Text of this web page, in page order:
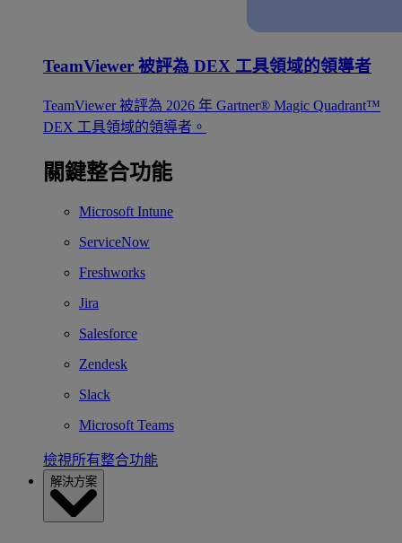
TeamViewer 被評為 DEX 工具領域的領導者
TeamViewer 被評為 2026 年 Gartner® Magic Quadrant™
DEX 工具領域的領導者。
關鍵整合功能
Microsoft Intune
ServiceNow
Freshworks
Jira
Salesforce
Zendesk
Slack
Microsoft Teams
檢視所有整合功能
解決方案